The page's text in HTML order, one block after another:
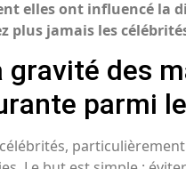
elles ont influencé la
plus jamais les
des
parmi